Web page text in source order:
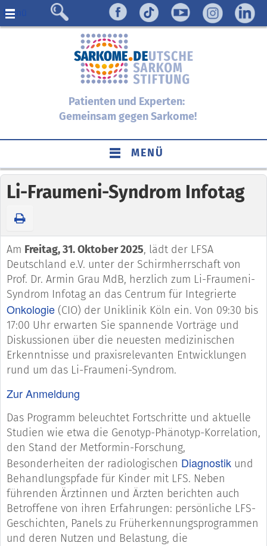
Menü
Patienten und Experten:
Gemeinsam gegen Sarkome!
MENÜ
Li-Fraumeni-Syndrom Infotag
Am Freitag, 31. Oktober 2025, lädt der LFSA
Deutschland e.V. unter der Schirmherrschaft von
Prof. Dr. Armin Grau MdB, herzlich zum Li-Fraumeni-
Syndrom Infotag an das Centrum für Integrierte
Onkologie (CIO) der Uniklinik Köln ein. Von 09:30 bis
17:00 Uhr erwarten Sie spannende Vorträge und
Diskussionen über die neuesten medizinischen
Erkenntnisse und praxisrelevanten Entwicklungen
rund um das Li-Fraumeni-Syndrom.
Zur Anmeldung
Das Programm beleuchtet Fortschritte und aktuelle
Studien wie etwa die Genotyp-Phänotyp-Korrelation,
den Stand der Metformin-Forschung,
Besonderheiten der radiologischen Diagnostik und
Behandlungspfade für Kinder mit LFS. Neben
führenden Ärztinnen und Ärzten berichten auch
Betroffene von ihren Erfahrungen: persönliche LFS-
Geschichten, Panels zu Früherkennungsprogrammen
und deren Nutzen und Belastung, die